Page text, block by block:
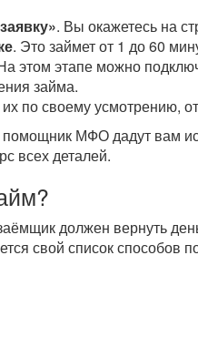
. Вы окажетесь на
. Это займет от 1 до 60
этом этапе можно
займа.
по своему усмотрению,
МФО дадут вам
всех деталей.
должен вернуть
свой список